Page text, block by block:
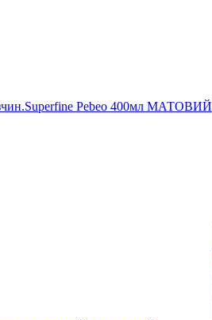
Pebeo 400мл МАТОВИЙ